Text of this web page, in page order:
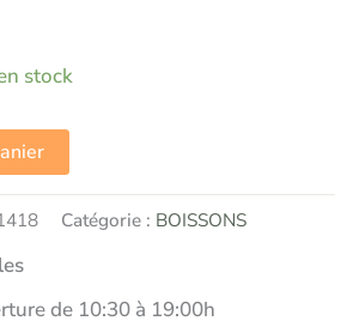
stock
Catégorie : BOISSONS
de 10:30 à 19:00h